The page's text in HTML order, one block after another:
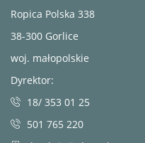
Ropica Polska 338
38-300 Gorlice
woj. małopolskie
Dyrektor:
18/ 353 01 25
501 765 220